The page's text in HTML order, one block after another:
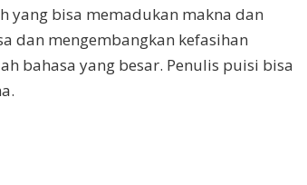
yang bisa memadukan makna dan
dan mengembangkan kefasihan
bahasa yang besar. Penulis puisi bisa